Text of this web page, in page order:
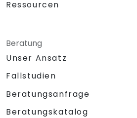
Ressourcen
Beratung
Unser Ansatz
Fallstudien
Beratungsanfrage
Beratungskatalog